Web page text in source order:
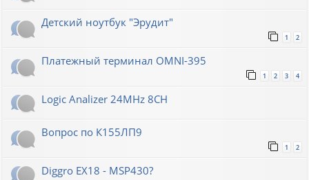
Детский ноутбук "Эрудит"
1 2
Платежный терминал OMNI-395
1 2 3 4
Logic Analizer 24MHz 8CH
Вопрос по К155ЛП9
1 2
Diggro EX18 - MSP430?